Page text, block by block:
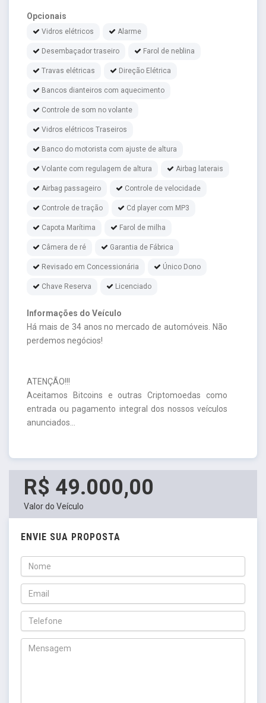
Opcionais
Vidros elétricos Alarme
Desembaçador traseiro Farol de neblina
Travas elétricas Direção Elétrica
Bancos dianteiros com aquecimento
Controle de som no volante
Vidros elétricos Traseiros
Banco do motorista com ajuste de altura
Volante com regulagem de altura Airbag laterais
Airbag passageiro Controle de velocidade
Controle de tração Cd player com MP3
Capota Marítima Farol de milha
Câmera de ré Garantia de Fábrica
Revisado em Concessionária Único Dono
Chave Reserva Licenciado
Informações do Veículo
Há mais de 34 anos no mercado de automóveis. Não
perdemos negócios!
ATENÇÃO!!!
Aceitamos Bitcoins e outras Criptomoedas como
entrada ou pagamento integral dos nossos veículos
anunciados...
R$ 49.000,00
Valor do Veículo
ENVIE SUA PROPOSTA